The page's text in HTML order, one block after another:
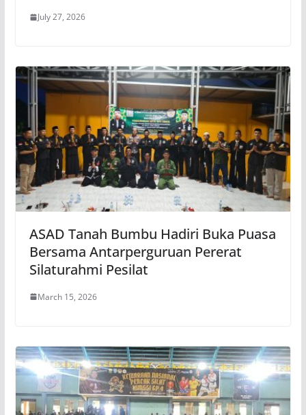
July 27, 2026
ASAD Tanah Bumbu Hadiri Buka Puasa
Bersama Antarperguruan Pererat
Silaturahmi Pesilat
March 15, 2026